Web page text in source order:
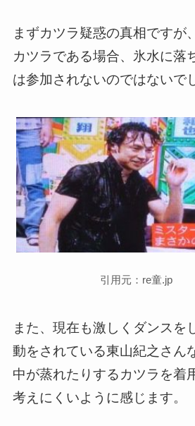
まずカツラ疑惑の真相ですが
カツラである場合、氷水に落
は参加されないのではないで
引用元：re童.jp
また、現在も激しくダンスを
動をされている東山紀之さん
中が蒸れたりするカツラを着
考えにくいように感じます。